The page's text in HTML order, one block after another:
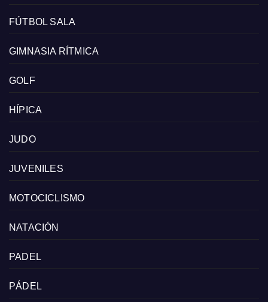
FÚTBOL SALA
GIMNASIA RÍTMICA
GOLF
HÍPICA
JUDO
JUVENILES
MOTOCICLISMO
NATACIÓN
PADEL
PÁDEL